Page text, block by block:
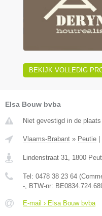
BEKIJK VOLLEDIG
Elsa Bouw bvba
Niet gevestigd in de
Vlaams-Brabant » Peutie |
Lindenstraat 31 1800
Tel: 0478 38 23 64
- , BTW-nr:
E-mail › Elsa Bouw bvba